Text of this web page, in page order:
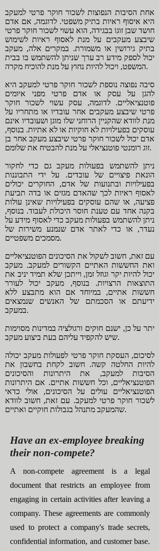
אחת הסיבות הנפוצות לשכור חוקר פרטי למעקב
היא איסוף ראיות בתיק משפטי. לדוגמה, אם אדם
חושד שבן זוגו בבגידה, הוא עשוי לשכור חוקר פרטי
שיבצע מעקבים על מנת לאסוף ראיות לשימוש
בתיק גירושין או משמורת. במקרים אלה, מעקב
יכול לספק מידע רב ערך שניתן להשתמש בו בבית
המשפט, ויכול להיות נחוץ על מנת להוכיח מקרה.
סיבה נפוצה נוספת לשכור חוקר פרטי למעקב היא
להגן על עסק או אדם פרטי מפני איומים
פוטנציאליים. לדוגמה, עסק עשוי לשכור חוקר
פרטי שיבצע מעקבים אחר עובדיו או מתחריו על
מנת לוודא שהקניין הרוחני שלו מוגן ושעובדיו אינם
עוסקים בפעילויות לא חוקיות או לא אתיות. בנוסף,
אדם יכול לשכור חוקר פרטי שיבצע מעקב אחר בן
זוג רומנטי פוטנציאלי על מנת להבטיח את שלומם.
ניתן להשתמש בפעולות מעקב גם כדי לחקור
הונאת פיצויים של עובדים. על ידי התבוננות
בפעילויות ובתנועות של אדם, החוקרים יכולים
לאסוף ראיות לכך שהאדם מגזים או בדה תביעת
פציעה, או שהם עוסקים בפעילויות שאינן עולות
בקנה אחד עם טענת חוסר היכולת לעבוד. בנוסף,
ניתן להשתמש בפעולות מעקב כדי לאסוף מידע על
נעדר, או כדי לאתר אדם שנמנע משירות של
מסמכים משפטיים.
עם זאת, חשוב לשקול את הסיכונים הפוטנציאליים
ואת החששות האתיים הקשורים למעקב. מעקב
יכול להיות יקר וגוזל זמן, וייתכן שלא תמיד יניב את
התוצאות הרצויות. בנוסף, מעקב יכול לעורר
חששות אתיים, במיוחד אם הוא מתבצע ללא
ידיעתם או הסכמתם של האנשים שנמצאים
במעקב.
יתר על כן, ישנם חוקים ורגולציה במדינות מסוימות
שיש להקפיד עליהם בעת ביצוע מעקב.
לסיכום, העסקת חוקר פרטי לפעולות מעקב יכולה
להיות החלטה קשה. חשוב לקחת בחשבון את
הסיבות למעקב, את היתרונות והסיכונים
הפוטנציאליים, וכל חששות אתיים. אם היתרונות
הפוטנציאליים עולים על הסיכונים, אולי כדאי
לשכור חוקר פרטי למעקב. עם זאת, חשוב לוודא
שהמעקב מתנהל בגבולות חוקיים ואתיים.
Have an ex-employee breaking
their non-compete?
A non-compete agreement is a legal
document that restricts an employee from
engaging in certain activities after leaving a
company. These agreements are commonly
used to protect a company's trade secrets,
confidential information, and customer base.